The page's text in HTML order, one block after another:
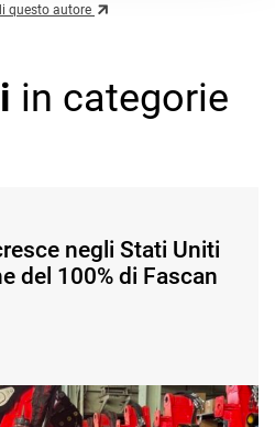
questo autore
in categorie
negli Stati Uniti
del 100% di Fascan